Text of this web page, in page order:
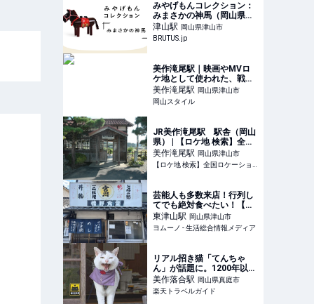
みやげもんコレクション：
みまさかの神馬（岡山県／
津山市） | ブルータス|
BRUTUS.jp
津山駅 岡山県津山市
BRUTUS.jp
美作滝尾駅｜映画やMVロ
ケ地として使われた、戦前
から現存する木造駅舎【岡
山県津山市】 | 岡山スタイ
ル
美作滝尾駅 岡山県津山市
岡山スタイル
JR美作滝尾駅 駅舎（岡山
県） | 【ロケ地 検索】全国
ロケーションデータベース
美作滝尾駅 岡山県津山市
【ロケ地 検索】全国ロケーションデータベース
芸能人も多数来店！行列し
てでも絶対食べたい！【岡
山の超人気B級グルメ】
「ジュワ〜！肉汁があふれ
出す…」「濃厚な味」ハマ
東津山駅 岡山県津山市
ヨムーノ - 生活総合情報メディア
リアル招き猫「てんちゃ
ん」が話題に。1200年以上
前に創建された、岡山県真
庭市の由緒ある木山神社を
ご紹介 【楽天トラベル】
美作落合駅 岡山県真庭市
楽天トラベルガイド